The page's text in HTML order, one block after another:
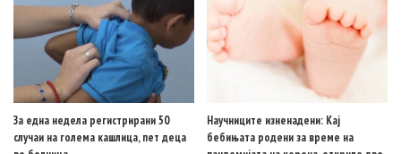
За една недела регистрирани 50
случаи на голема кашлица, пет деца
Научниците изненадени: Кај
бебињата родени за време на